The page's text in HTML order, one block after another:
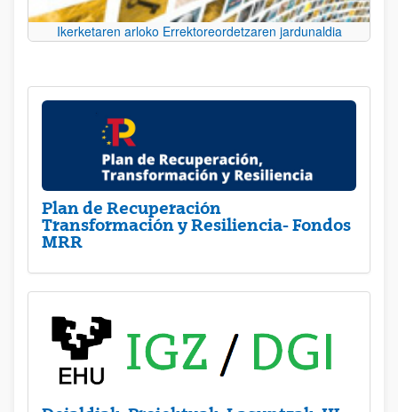
Ikerketaren arloko Errektoreordetzaren jardunaldia
Plan de Recuperación
Transformación y Resiliencia- Fondos
MRR